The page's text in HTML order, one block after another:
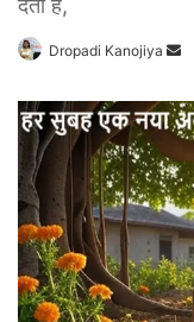
देता है,
Dropadi Kanojiya